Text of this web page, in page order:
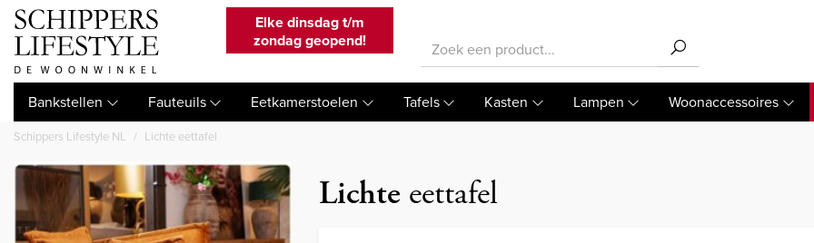
Elke dinsdag t/m
zondag geopend!
Bankstellen Fauteuils Eetkamerstoelen Tafels Kasten Lampen Woonaccessoires
Schippers Lifestyle NL Lichte eettafel
Lichte eettafel